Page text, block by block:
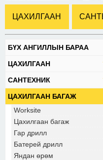
ЦАХИЛГААН
БҮХ АНГИЛЛЫН БАРАА
ЦАХИЛГААН
САНТЕХНИК
ЦАХИЛГААН БАГАЖ
Worksite
Цахилгаан багаж
Гар дрилл
Батерей дрилл
Яндан өрөм